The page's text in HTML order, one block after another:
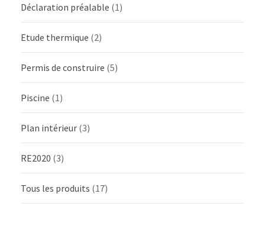
Déclaration préalable (1)
Etude thermique (2)
Permis de construire (5)
Piscine (1)
Plan intérieur (3)
RE2020 (3)
Tous les produits (17)